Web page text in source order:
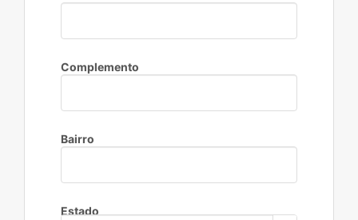
Complemento
Bairro
Estado